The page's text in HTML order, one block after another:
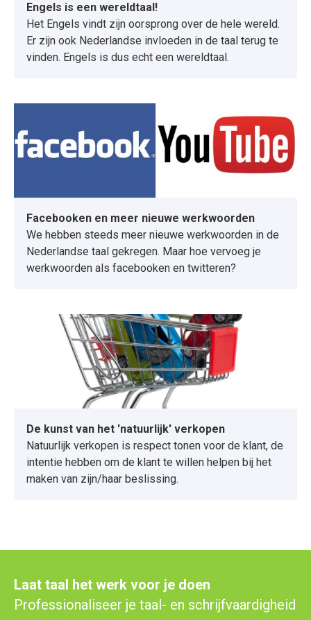
Engels is een wereldtaal!
Het Engels vindt zijn oorsprong over de hele wereld.
Er zijn ook Nederlandse invloeden in de taal terug te
vinden. Engels is dus echt een wereldtaal.
Facebooken en meer nieuwe werkwoorden
We hebben steeds meer nieuwe werkwoorden in de
Nederlandse taal gekregen. Maar hoe vervoeg je
werkwoorden als facebooken en twitteren?
De kunst van het 'natuurlijk' verkopen
Natuurlijk verkopen is respect tonen voor de klant, de
intentie hebben om de klant te willen helpen bij het
maken van zijn/haar beslissing.
Laat taal het werk voor je doen
Professionaliseer je taal- en schrijfvaardigheid